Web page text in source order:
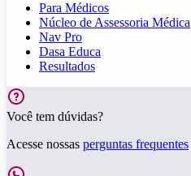
Para Médicos
Núcleo de Assessoria Médica
Nav Pro
Dasa Educa
Resultados
Você tem dúvidas?
Acesse nossas perguntas frequentes